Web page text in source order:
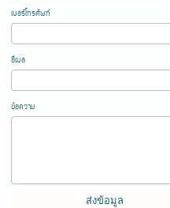
เบอร์โทรศัพท์
อีเมล
ข้อความ